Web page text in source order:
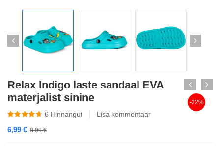
Relax Indigo laste sandaal EVA
materjalist sinine
6 Hinnangut Lisa kommentaar
8,99€
6,99 €
-22%